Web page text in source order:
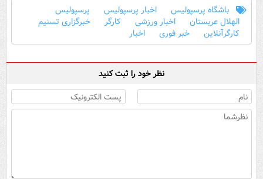
باشگاه پرسپولیس اخبار پرسپولیس
پرسپولیس
الهلال عربستان
اخبار ورزشی کارگر
خبرگزاری تسنیم
کارگرآنلاین
خبر فوری اخبار
نظر خود را ثبت کنید